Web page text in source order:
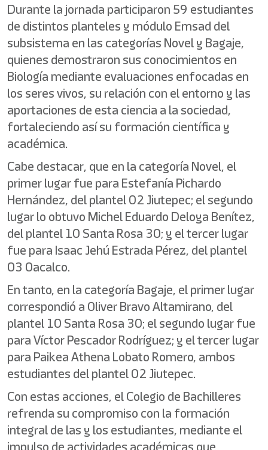
Durante la jornada participaron 59 estudiantes
de distintos planteles y módulo Emsad del
subsistema en las categorías Novel y Bagaje,
quienes demostraron sus conocimientos en
Biología mediante evaluaciones enfocadas en
los seres vivos, su relación con el entorno y las
aportaciones de esta ciencia a la sociedad,
fortaleciendo así su formación científica y
académica.
Cabe destacar, que en la categoría Novel, el
primer lugar fue para Estefanía Pichardo
Hernández, del plantel 02 Jiutepec; el segundo
lugar lo obtuvo Michel Eduardo Deloya Benítez,
del plantel 10 Santa Rosa 30; y el tercer lugar
fue para Isaac Jehú Estrada Pérez, del plantel
03 Oacalco.
En tanto, en la categoría Bagaje, el primer lugar
correspondió a Oliver Bravo Altamirano, del
plantel 10 Santa Rosa 30; el segundo lugar fue
para Víctor Pescador Rodríguez; y el tercer lugar
para Paikea Athena Lobato Romero, ambos
estudiantes del plantel 02 Jiutepec.
Con estas acciones, el Colegio de Bachilleres
refrenda su compromiso con la formación
integral de las y los estudiantes, mediante el